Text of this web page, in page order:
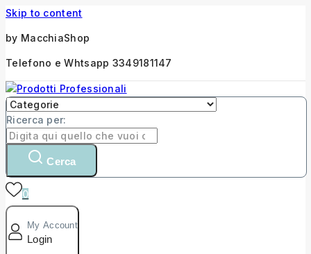
Skip to content
by MacchiaShop
Telefono e Whtsapp 3349181147
Ricerca per:
Cerca
0
My Account
Login